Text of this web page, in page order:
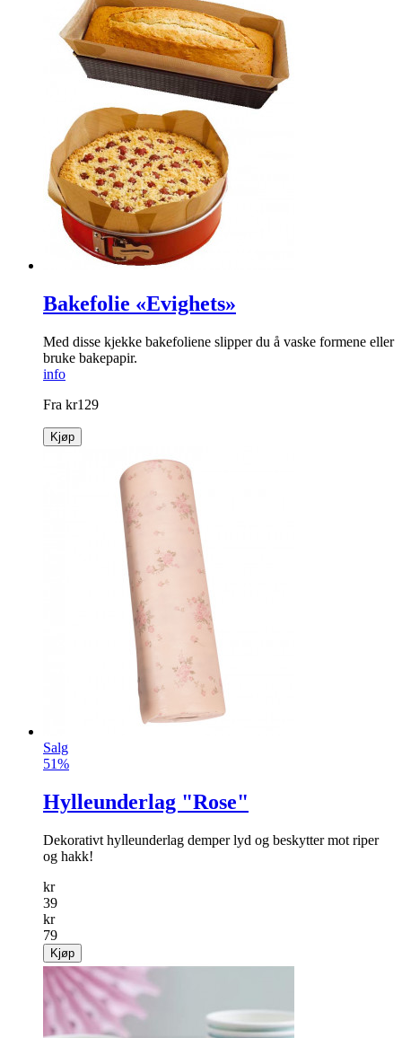
Bakefolie «Evighets»
Med disse kjekke bakefoliene slipper du å vaske formene eller
bruke bakepapir.
info
Fra kr129
Kjøp
Salg
51%
Hylleunderlag "Rose"
Dekorativt hylleunderlag demper lyd og beskytter mot riper
og hakk!
kr
39
kr
79
Kjøp